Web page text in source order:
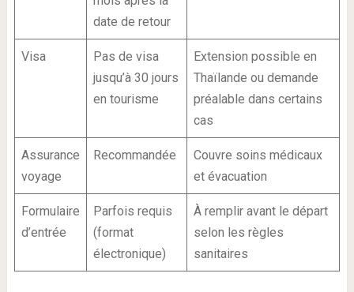
date de retour
Visa
Pas de visa
jusqu’à 30 jours
en tourisme
Extension possible en
Thaïlande ou demande
préalable dans certains
cas
Assurance
voyage
Recommandée
Couvre soins médicaux
et évacuation
Formulaire
d’entrée
Parfois requis
(format
électronique)
À remplir avant le départ
selon les règles
sanitaires